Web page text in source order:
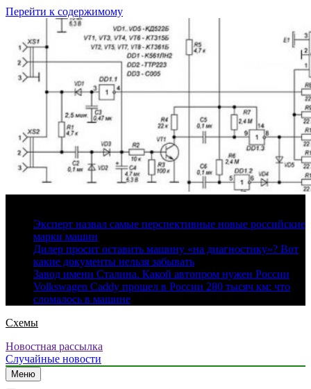
Перейти к содержимому
Эксперт назвал самые перспективные новые российские
марки машин
Дилер просит оставить машину «на диагностику»? Вот
какие документы нельзя забывать
Завод имени Сталина. Какой автопром нужен России
Volkswagen Caddy прошел в России 280 тысяч км: что
сломалось в машине
Схемы
Новостная рассылка
Случайные новости
Меню